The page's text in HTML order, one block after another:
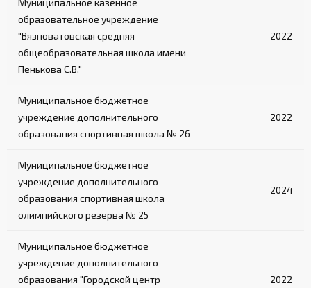
Муниципальное казённое
образовательное учреждение
"Вязноватовская средняя
общеобразовательная школа имени
Пенькова С.В."
2022
Муниципальное бюджетное
учреждение дополнительного
образования спортивная школа № 26
2022
Муниципальное бюджетное
учреждение дополнительного
образования спортивная школа
олимпийского резерва № 25
2024
Муниципальное бюджетное
учреждение дополнительного
образования "Городской центр
2022